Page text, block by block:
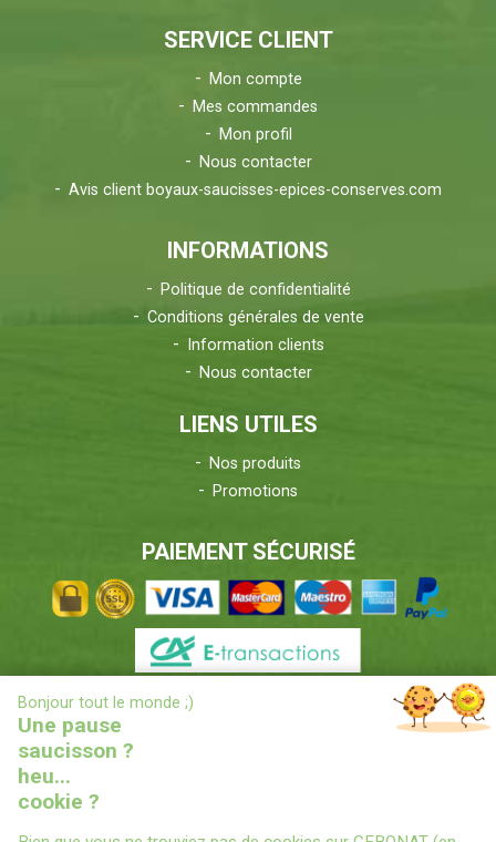
SERVICE CLIENT
Mon compte
Mes commandes
Mon profil
Nous contacter
Avis client boyaux-saucisses-epices-conserves.com
INFORMATIONS
Politique de confidentialité
Conditions générales de vente
Information clients
Nous contacter
LIENS UTILES
Nos produits
Promotions
PAIEMENT SÉCURISÉ
INFORMATIONS LIVRAISONS
X
Bonjour tout le monde ;)
Une pause
saucisson ?
heu...
cookie ?